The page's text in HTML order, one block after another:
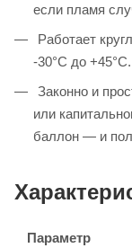
если пламя
Работает
-30°C до
Законно и
или
баллон — и
Параметр